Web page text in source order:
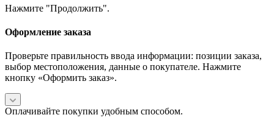
Нажмите "Продолжить".
Оформление заказа
Проверьте правильность ввода информации: позиции заказа,
выбор местоположения, данные о покупателе. Нажмите
кнопку «Оформить заказ».
Оплачивайте покупки удобным способом.